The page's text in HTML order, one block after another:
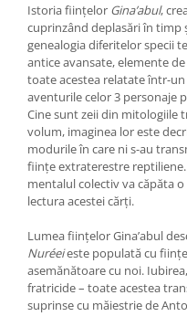
Istoria ființelor Gina’abul,
cuprinzând deplasări în timp
genealogia diferitelor specii
antice avansate, elemente
toate acestea relatate într-
aventurile celor 3 personaje
Cine sunt zeii din mitologiile
volum, imaginea lor este
modurile în care ni s-au
ființe extraterestre reptiliene.
mentalul colectiv va căpăta
lectura acestei cărți.
Lumea ființelor Gina’abul
Nuréeieste populată cu
asemănătoare cu noi.
fratricide – toate acestea
suprinse cu măiestrie de